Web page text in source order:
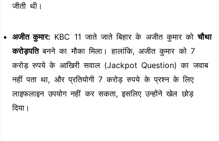
जीती थी।
अजीत कुमार: KBC 11 जाते जाते बिहार के अजीत कुमार कोचौथा
करोड़पतिबनने का मौका मिला। हालांकि, अजीत कुमार को 7
करोड़ रुपये के आखिरी सवाल (Jackpot Question) का जवाब
नहीं पता था, और प्रतियोगी 7 करोड़ रुपये के प्रश्न के लिए
लाइफलाइन उपयोग नहीं कर सकता, इसलिए उन्होंने खेल छोड़
दिया।